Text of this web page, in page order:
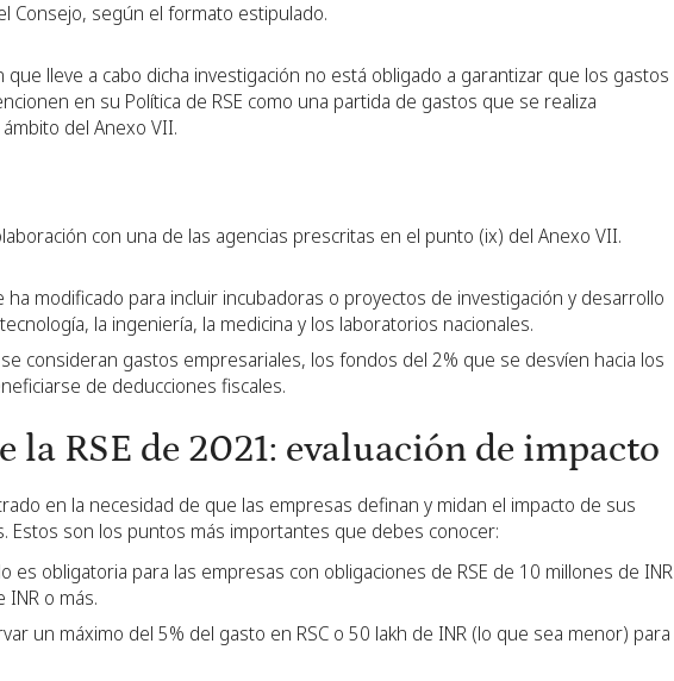
Consejo, según el formato estipulado.
que lleve a cabo dicha investigación no está obligado a garantizar que los gastos
en su Política de RSE como una partida de gastos que se realiza
del Anexo VII.
con una de las agencias prescritas en el punto (ix) del Anexo VII.
ha modificado para incluir incubadoras o proyectos de investigación y desarrollo
la ingeniería, la medicina y los laboratorios nacionales.
consideran gastos empresariales, los fondos del 2% que se desvíen hacia los
de deducciones fiscales.
la RSE de 2021: evaluación de impacto
en la necesidad de que las empresas definan y midan el impacto de sus
Estos son los puntos más importantes que debes conocer:
es obligatoria para las empresas con obligaciones de RSE de 10 millones de INR
o más.
un máximo del 5% del gasto en RSC o 50 lakh de INR (lo que sea menor) para